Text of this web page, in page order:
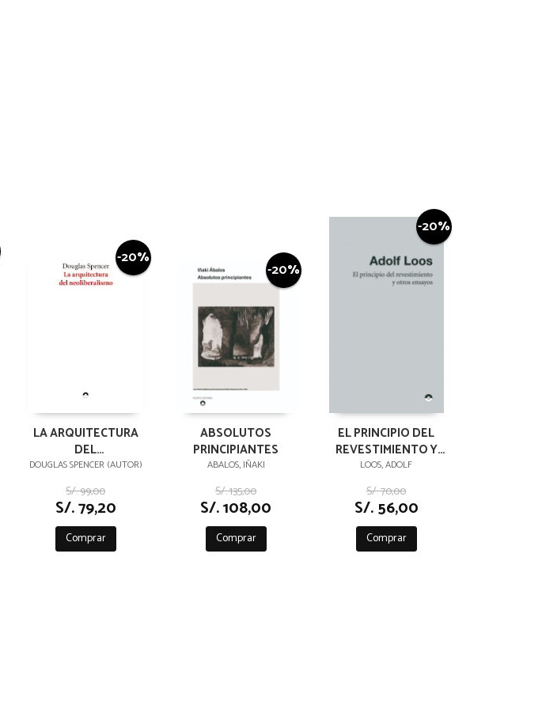
-20%
LA ARQUITECTURA
DEL
NEOLIBERALISMO
DOUGLAS SPENCER (AUTOR)
S/. 99,00
S/. 79,20
Comprar
-20%
ABSOLUTOS
PRINCIPIANTES
ABALOS, IÑAKI
S/. 135,00
S/. 108,00
Comprar
-20%
EL PRINCIPIO DEL
REVESTIMIENTO Y
OTROS ENSAYOS
LOOS, ADOLF
S/. 70,00
S/. 56,00
Comprar